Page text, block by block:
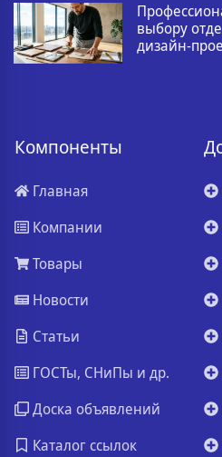
выбору
дизайн-
Компоненты
Главная
Компании
Товары
Новости
Статьи
ГОСТы, СНиПы и др.
Доска объявлений
Каталог ссылок